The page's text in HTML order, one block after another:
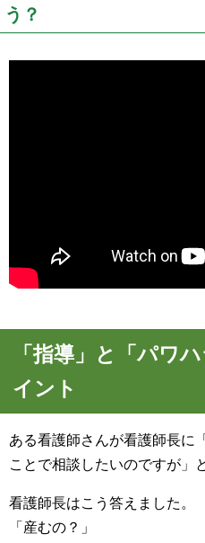
う？
「指導」と「パワ
イント
ある看護師さんが看護師長に
ことで相談したいのですが」
看護師長はこう答えました。
「産むの？」